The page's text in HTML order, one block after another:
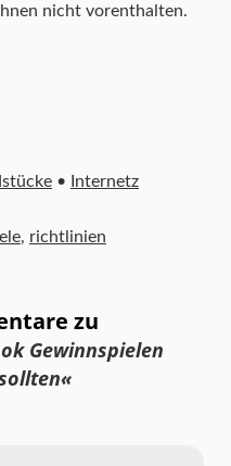
nicht vorenthalten.
• Internetz
, richtlinien
zu
Gewinnspielen